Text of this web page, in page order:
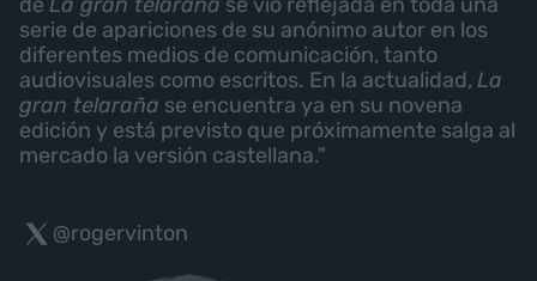
serie de apariciones de su anónimo autor en los
diferentes medios de comunicación, tanto
audiovisuales como escritos. En la actualidad, La
gran telaraña se encuentra ya en su novena
edición y está previsto que próximamente salga al
mercado la versión castellana."
@rogervinton